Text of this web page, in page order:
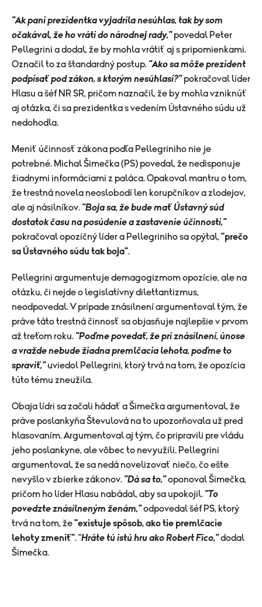
"Ak pani prezidentka vyjadrila nesúhlas, tak by som
očakával, že ho vráti do národnej rady,"povedal Peter
Pellegrini a dodal, že by mohla vrátiť aj s pripomienkami.
Označil to za štandardný postup. "Ako sa môže prezident
podpísať pod zákon, s ktorým nesúhlasí?"pokračoval líder
Hlasu a šéf NR SR, pričom naznačil, že by mohla vzniknúť
aj otázka, či sa prezidentka s vedením Ústavného súdu už
nedohodla.
Meniť účinnosť zákona podľa Pellegriniho nie je
potrebné. Michal Šimečka (PS) povedal, že nedisponuje
žiadnymi informáciami z paláca. Opakoval mantru o tom,
že trestná novela neoslobodí len korupčníkov a zlodejov,
ale aj násilníkov. "Boja sa, že bude mať Ústavný súd
dostatok času na posúdenie a zastavenie účinnosti,"
pokračoval opozičný líder a Pellegriniho sa opýtal, "prečo
sa Ústavného súdu tak boja".
Pellegrini argumentuje demagogizmom opozície, ale na
otázku, či nejde o legislatívny dilettantizmus,
neodpovedal. V prípade znásilnení argumentoval tým, že
práve táto trestná činnosť sa objasňuje najlepšie v prvom
až treťom roku. "Poďme povedať, že pri znásilnení, únose
a vražde nebude žiadna premlčacia lehota, poďme to
spraviť,"uviedol Pellegrini, ktorý trvá na tom, že opozícia
túto tému zneužila.
Obaja lídri sa začali hádať a Šimečka argumentoval, že
práve poslankyňa Števulová na to upozorňovala už pred
hlasovaním. Argumentoval aj tým, čo pripravili pre vládu
jeho poslankyne, ale vôbec to nevyužili. Pellegrini
argumentoval, že sa nedá novelizovať niečo, čo ešte
nevyšlo v zbierke zákonov. "Dá sa to,"oponoval Šimečka,
pričom ho líder Hlasu nabádal, aby sa upokojil. "To
povedzte znásilneným ženám,"odpovedal šéf PS, ktorý
trvá na tom, že"existuje spôsob, ako tie premlčacie
lehoty zmeniť". "Hráte tú istú hru ako Robert Fico,"dodal
Šimečka.